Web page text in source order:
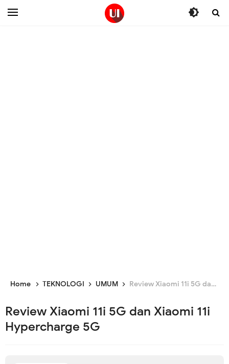
Home TEKNOLOGI UMUM Review Xiaomi 11i 5G dan Xiaomi 11i Hypercharge 5G
Review Xiaomi 11i 5G dan Xiaomi 11i
Hypercharge 5G